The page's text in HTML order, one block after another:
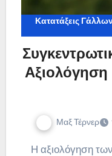
Κατατάξεις
Μαξ Τέρνερ
Η αξιολόγηση των γηπέδων γκολφ στη Γαλλία